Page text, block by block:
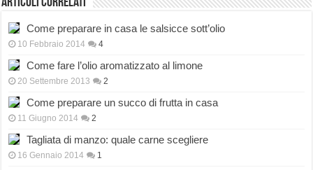
Articoli correlati
Come preparare in casa le salsicce sott’olio
10 Febbraio 2014 4
Come fare l’olio aromatizzato al limone
20 Settembre 2013 2
Come preparare un succo di frutta in casa
11 Giugno 2014 2
Tagliata di manzo: quale carne scegliere
16 Gennaio 2014 1